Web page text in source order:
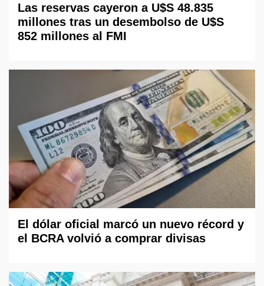
Las reservas cayeron a U$S 48.835
millones tras un desembolso de U$S
852 millones al FMI
El dólar oficial marcó un nuevo récord y
el BCRA volvió a comprar divisas